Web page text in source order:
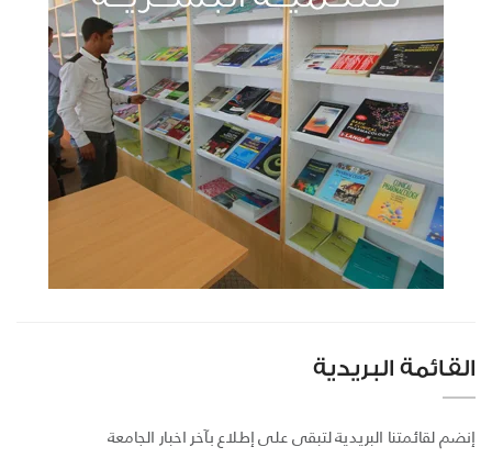
القائمة البريدية
إنضم لقائمتنا البريدية لتبقى على إطلاع بآخر اخبار الجامعة